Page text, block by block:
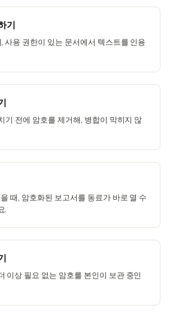
기
사용 권한이 있는 문서에서 텍스트를 인용
기 전에 암호를 제거해, 병합이 막히지 않
때, 암호화된 보고서를 동료가 바로 열 수
.
이상 필요 없는 암호를 본인이 보관 중인